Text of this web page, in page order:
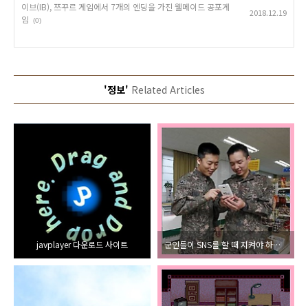
이브(IB), 쯔꾸르 게임에서 7개의 엔딩을 가진 웰메이드 공포게
임
(0)
2018.12.19
'정보' Related Articles
javplayer 다운로드 사이트 군인들이 SNS를 할 때 지켜야 하는 규칙과 규정(페이스북, 트위터, 인스타그램, SNS)